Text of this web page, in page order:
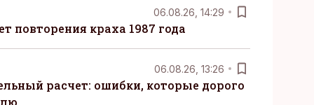
06.08.26, 14:29
повторения краха 1987 года
06.08.26, 13:26
расчет: ошибки, которые дорого